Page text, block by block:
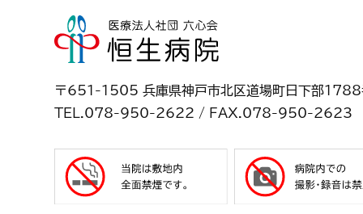
〒651-1505 兵庫県神戸市北区道場町日下部1788
TEL.078-950-2622 / FAX.078-950-2623